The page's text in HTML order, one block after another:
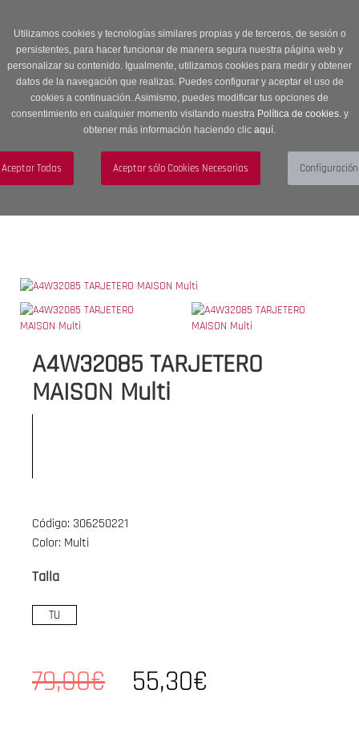
Utilizamos cookies y tecnologías similares propias y de terceros, de sesión o
persistentes, para hacer funcionar de manera segura nuestra página web y
personalizar su contenido. Igualmente, utilizamos cookies para medir y obtener
datos de la navegación que realizas. Puedes configurar y aceptar el uso de
cookies a continuación. Asimismo, puedes modificar tus opciones de
consentimiento en cualquier momento visitando nuestra Política de cookies.y
obtener más información haciendo clic aquí.
descuento en Sección OUTLET con código OUTLET20
navigation
Menú
A4W32085 TARJETERO
MAISON Multi
Código: 306250221
Color: Multi
Talla
TU
79,00€ 55,30€